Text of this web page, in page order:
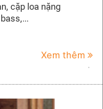
cặp loa nặng
Xem thêm